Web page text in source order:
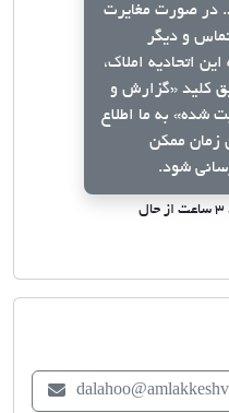
در صورت مغایرت
و دیگر
اتحادیه املاک،
کلید «گزارش و
شده» به ما اطلاع
زمان ممکن
شود.